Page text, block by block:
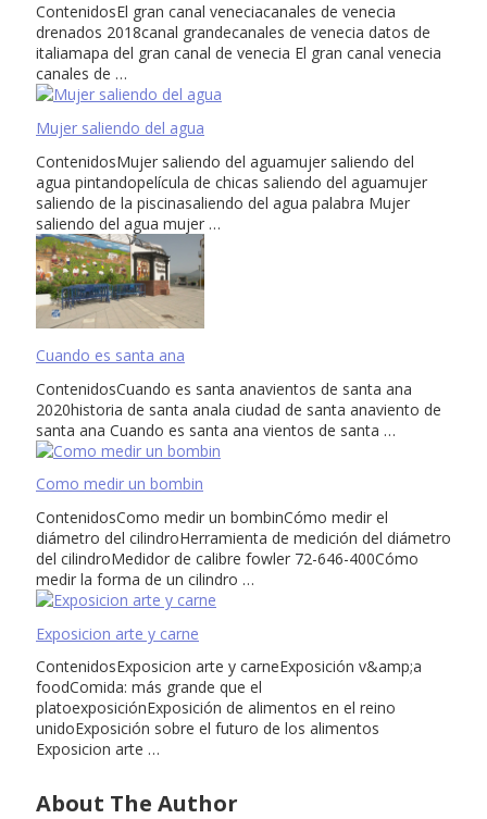
ContenidosEl gran canal veneciacanales de venecia
drenados 2018canal grandecanales de venecia datos de
italiamapa del gran canal de venecia El gran canal venecia
canales de …
Mujer saliendo del agua
ContenidosMujer saliendo del aguamujer saliendo del
agua pintandopelícula de chicas saliendo del aguamujer
saliendo de la piscinasaliendo del agua palabra Mujer
saliendo del agua mujer …
Cuando es santa ana
ContenidosCuando es santa anavientos de santa ana
2020historia de santa anala ciudad de santa anaviento de
santa ana Cuando es santa ana vientos de santa …
Como medir un bombin
ContenidosComo medir un bombinCómo medir el
diámetro del cilindroHerramienta de medición del diámetro
del cilindroMedidor de calibre fowler 72-646-400Cómo
medir la forma de un cilindro …
Exposicion arte y carne
ContenidosExposicion arte y carneExposición v&amp;a
foodComida: más grande que el
platoexposiciónExposición de alimentos en el reino
unidoExposición sobre el futuro de los alimentos
Exposicion arte …
About The Author